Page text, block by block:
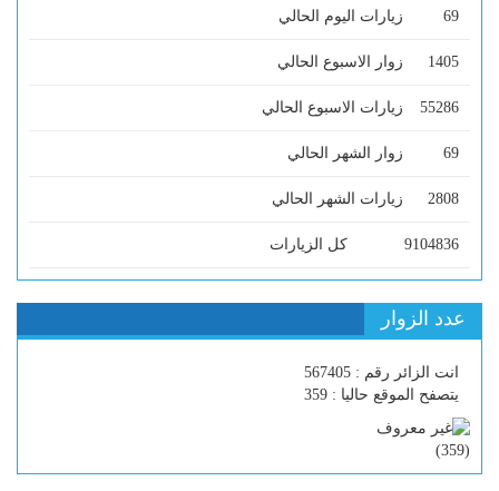
69 زيارات اليوم الحالي
1405 زوار الاسبوع الحالي
55286 زيارات الاسبوع الحالي
69 زوار الشهر الحالي
2808 زيارات الشهر الحالي
9104836 كل الزيارات
عدد الزوار
انت الزائر رقم : 567405
يتصفح الموقع حاليا : 359
(
359
)